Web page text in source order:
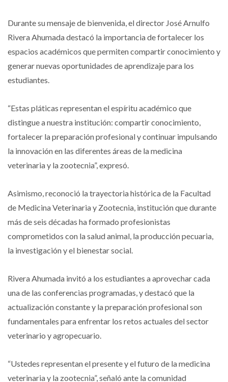
Durante su mensaje de bienvenida, el director José Arnulfo
Rivera Ahumada destacó la importancia de fortalecer los
espacios académicos que permiten compartir conocimiento y
generar nuevas oportunidades de aprendizaje para los
estudiantes.
“Estas pláticas representan el espíritu académico que
distingue a nuestra institución: compartir conocimiento,
fortalecer la preparación profesional y continuar impulsando
la innovación en las diferentes áreas de la medicina
veterinaria y la zootecnia”, expresó.
Asimismo, reconoció la trayectoria histórica de la Facultad
de Medicina Veterinaria y Zootecnia, institución que durante
más de seis décadas ha formado profesionistas
comprometidos con la salud animal, la producción pecuaria,
la investigación y el bienestar social.
Rivera Ahumada invitó a los estudiantes a aprovechar cada
una de las conferencias programadas, y destacó que la
actualización constante y la preparación profesional son
fundamentales para enfrentar los retos actuales del sector
veterinario y agropecuario.
“Ustedes representan el presente y el futuro de la medicina
veterinaria y la zootecnia”, señaló ante la comunidad